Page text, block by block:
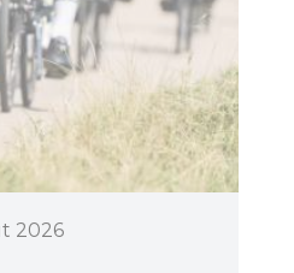
Organiser un
événement
2026